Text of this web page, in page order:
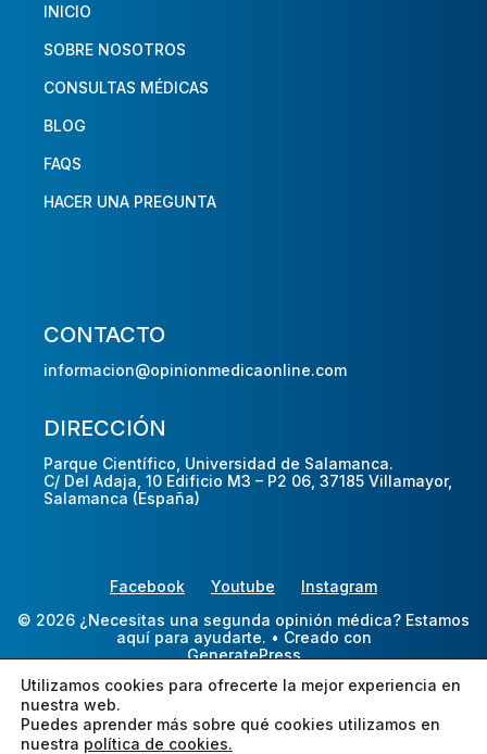
INICIO
SOBRE NOSOTROS
CONSULTAS MÉDICAS
BLOG
FAQS
HACER UNA PREGUNTA
CONTACTO
informacion@opinionmedicaonline.com
DIRECCIÓN
Parque Científico, Universidad de Salamanca.
C/ Del Adaja, 10 Edificio M3 – P2 06, 37185 Villamayor,
Salamanca (España)
Facebook Youtube
Instagram
© 2026 ¿Necesitas una segunda opinión médica? Estamos
aquí para ayudarte. • Creado con
GeneratePress
Utilizamos cookies para ofrecerte la mejor experiencia en
nuestra web.
Puedes aprender más sobre qué cookies utilizamos en
nuestra política de cookies.